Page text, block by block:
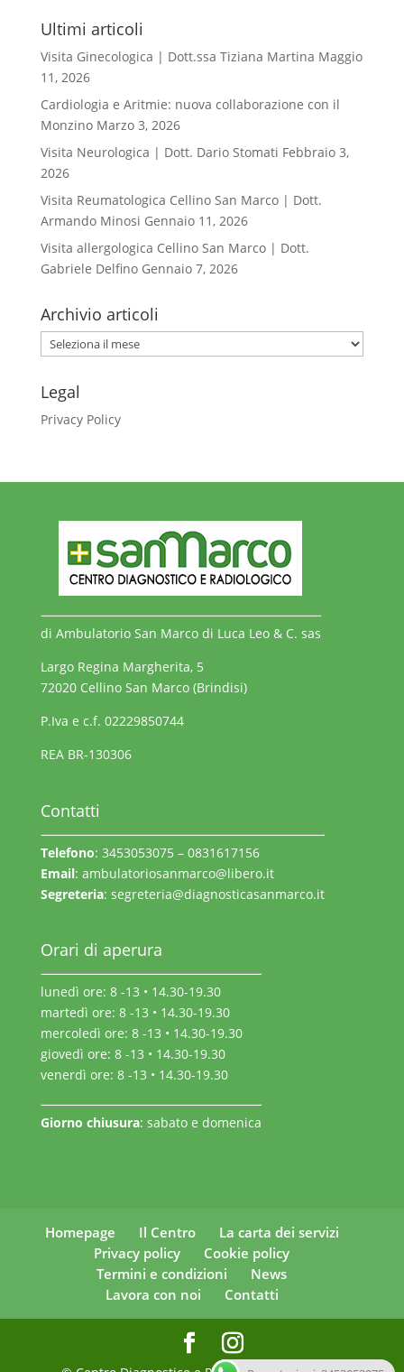
Ultimi articoli
Visita Ginecologica | Dott.ssa Tiziana Martina Maggio
11, 2026
Cardiologia e Aritmie: nuova collaborazione con il
Monzino Marzo 3, 2026
Visita Neurologica | Dott. Dario Stomati Febbraio 3,
2026
Visita Reumatologica Cellino San Marco | Dott.
Armando Minosi Gennaio 11, 2026
Visita allergologica Cellino San Marco | Dott.
Gabriele Delfino Gennaio 7, 2026
Archivio articoli
Archivio
articoli
Legal
Privacy Policy
di Ambulatorio San Marco di Luca Leo & C. sas
Largo Regina Margherita, 5
72020 Cellino San Marco (Brindisi)
P.Iva e c.f. 02229850744
REA BR-130306
Contatti
Telefono: 3453053075 – 0831617156
Email: ambulatoriosanmarco@libero.it
Segreteria: segreteria@diagnosticasanmarco.it
Orari di aperura
lunedì ore: 8 -13 • 14.30-19.30
martedì ore: 8 -13 • 14.30-19.30
mercoledì ore: 8 -13 • 14.30-19.30
giovedì ore: 8 -13 • 14.30-19.30
venerdì ore: 8 -13 • 14.30-19.30
Giorno chiusura: sabato e domenica
Homepage Il Centro
La carta dei servizi
Privacy policy
Cookie policy
Termini e condizioni
News
Lavora con noi
Contatti